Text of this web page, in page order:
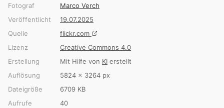
Fotograf
Marco Verch
Veröffentlicht
19.07.2025
Quelle
flickr.com
Lizenz
Creative Commons 4.0
Erstellung
Mit Hilfe von KI erstellt
Auflösung
5824 × 3264 px
Dateigröße
6709 KB
Aufrufe
40